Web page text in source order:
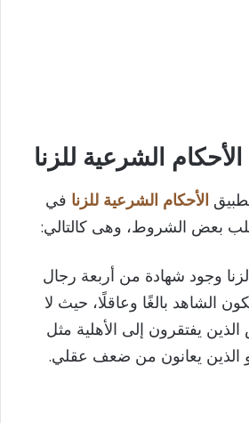
الشرعية للزنا
الأحكام الشرعية للزنا في
بعض الشروط، وهى كالتالي:
وجود شهادة من أربعة رجال
الشاهد بالغًا وعاقلًا، حيث لا
يفتقرون إلى الأهلية مثل
الذين يعانون من ضعف عقلي.